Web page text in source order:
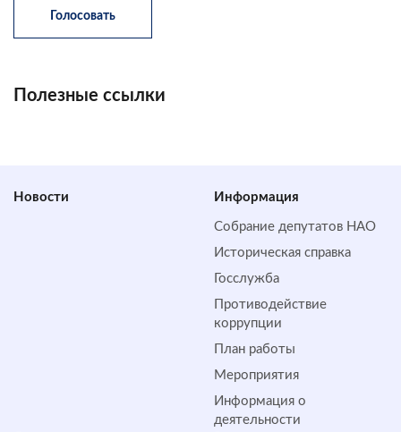
Полезные ссылки
Новости Информация
Собрание депутатов НАО
Историческая справка
Госслужба
Противодействие
коррупции
План работы
Мероприятия
Информация о
деятельности